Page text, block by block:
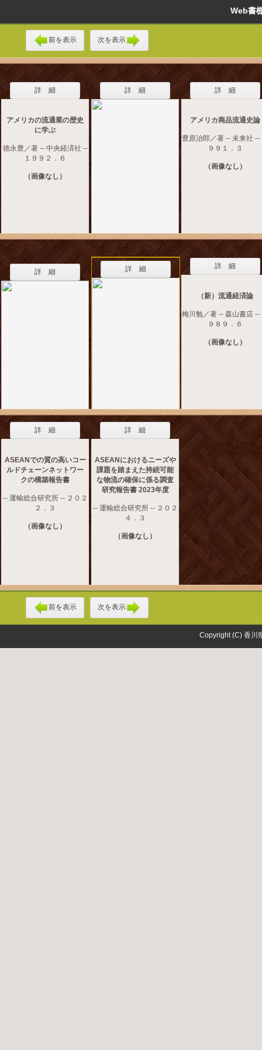
Web
前を表示 次を表示
詳 細
アメリカの流通業の歴史
に学ぶ
徳永豊／著 -- 中央経済社 --
１９９２．６
（画像なし）
詳 細 詳 細
アメリカ商品流通史論
豊原治郎／著 -- 未来社 --
９９１．３
（画像なし）
詳 細 詳 細 詳 細
（新）流通経済論
梅川勉／著 -- 森山書店 --
９８９．６
（画像なし）
詳 細
ASEANでの質の高いコー
ルドチェーンネットワー
クの構築報告書
-- 運輸総合研究所 -- ２０２
２．３
（画像なし）
詳 細
ASEANにおけるニーズや
課題を踏まえた持続可能
な物流の確保に係る調査
研究報告書 2023年度
-- 運輸総合研究所 -- ２０２
４．３
（画像なし）
前を表示 次を表示
Copyright (C) 香川